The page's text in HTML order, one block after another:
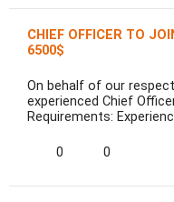
CHIEF OFFICER TO
6500$
On behalf of our
experienced Chief
Requirements:
0 0